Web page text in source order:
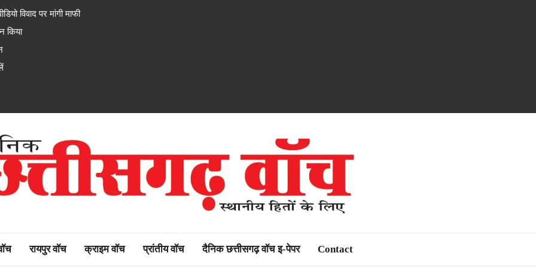
विवाद पर मांगी माफी
किया
watch
रायपुर वॉच क्राइम वॉच प्रांतीय वॉच दैनिक छत्तीसगढ़ वॉच इ-पेपर Contact